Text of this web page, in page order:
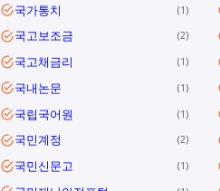
국가통치 1
국고보조금 2
국고채금리 1
국내논문 1
국립국어원 1
국민계정 2
국민신문고 1